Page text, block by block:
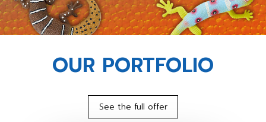
OUR PORTFOLIO
See the full offer